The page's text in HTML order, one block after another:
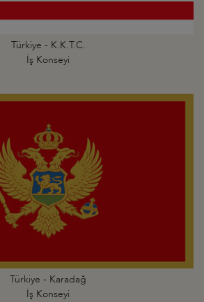
Türkiye - K.K.T.C.
İş Konseyi
Türkiye - Karadağ
İş Konseyi